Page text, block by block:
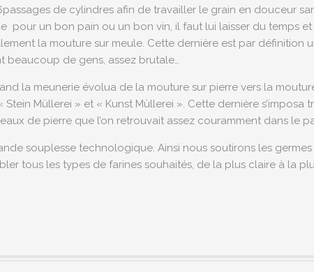
de cylindres afin de travailler le grain en douceur
pour un bon pain ou un bon vin, il faut lui laisser du temps
la mouture sur meule. Cette dernière est par définition
beaucoup de gens, assez brutale…
la meunerie évolua de la mouture sur pierre vers la
Müllerei » et « Kunst Müllerei ». Cette dernière s’imposa
de pierre que l’on retrouvait assez couramment dans le
souplesse technologique. Ainsi nous soutirons les
tous les types de farines souhaités, de la plus claire à la